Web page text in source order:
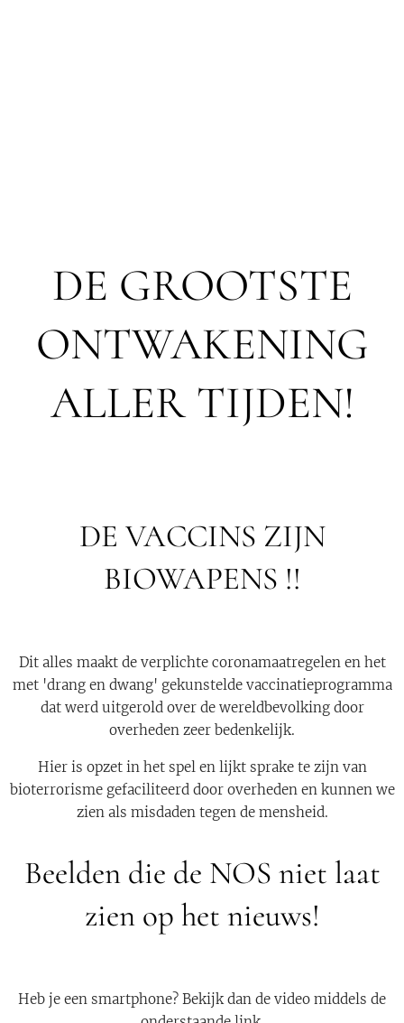
DE GROOTSTE
ONTWAKENING
ALLER TIJDEN!
DE VACCINS ZIJN
BIOWAPENS !!
Dit alles maakt de verplichte coronamaatregelen en het
met 'drang en dwang' gekunstelde vaccinatieprogramma
dat werd uitgerold over de wereldbevolking door
overheden zeer bedenkelijk.
Hier is opzet in het spel en lijkt sprake te zijn van
bioterrorisme gefaciliteerd door overheden en kunnen we
zien als misdaden tegen de mensheid.
Beelden die de NOS niet laat
zien op het nieuws!
Heb je een smartphone? Bekijk dan de video middels de